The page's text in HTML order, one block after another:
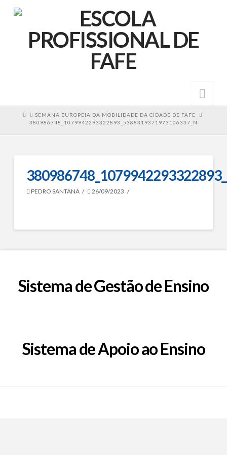
HOME
SEMANA EUROPEIA DA MOBILIDADE DA CIDADE DE FAFE
380986748_1079942293322893_5388319371973106337_N
PEDRO SANTANA 26/09/2023
Sistema de Gestão de Ensino
Sistema de Apoio ao Ensino